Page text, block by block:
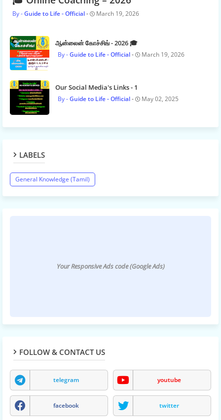
Guide to Life - Official March 19, 2026
ஆன்லைன் கோச்சிங் - 2026 🎓
Guide to Life - Official March 19, 2026
Our Social Media's Links - 1
Guide to Life - Official May 02, 2025
LABELS
General Knowledge (Tamil)
Your Responsive Ads code (Google Ads)
FOLLOW & CONTACT US
telegram youtube
facebook twitter